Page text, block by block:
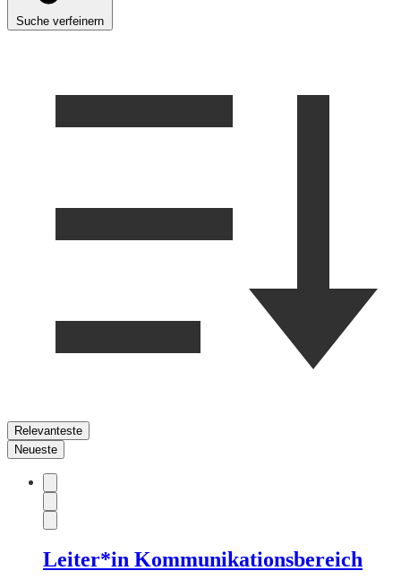
Suche verfeinern
Relevanteste
Neueste
Leiter*in Kommunikationsbereich